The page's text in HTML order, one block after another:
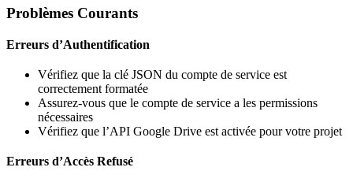
Problèmes Courants
Erreurs d’Authentification
Vérifiez que la clé JSON du compte de service est
correctement formatée
Assurez-vous que le compte de service a les permissions
nécessaires
Vérifiez que l’API Google Drive est activée pour votre projet
Erreurs d’Accès Refusé